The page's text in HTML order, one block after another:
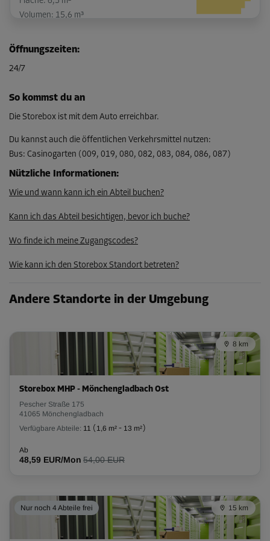
Volumen: 15,6 m³
-15%
163,00 EUR/Mon
138,54 EUR/Mon
Öffnungszeiten:
24/7
So kommst du an
Die Storebox ist mit dem Auto erreichbar.
Du kannst auch die öffentlichen Verkehrsmittel nutzen:
Bus: Casinogarten (009, 019, 080, 082, 083, 084, 086, 087)
Nützliche Informationen:
Wie und wann kann ich ein Abteil buchen?
Kann ich das Abteil besichtigen, bevor ich buche?
Wo finde ich meine Zugangscodes?
Wie kann ich den Storebox Standort betreten?
Andere Standorte in der Umgebung
8 km
Storebox MHP - Mönchengladbach Ost
Pescher Straße 175
41065 Mönchengladbach
Verfügbare Abteile: 11 ( 1,6 m² - 13 m²)
Ab
48,59 EUR/Mon 54,00 EUR
Nur noch 4 Abteile frei 15 km